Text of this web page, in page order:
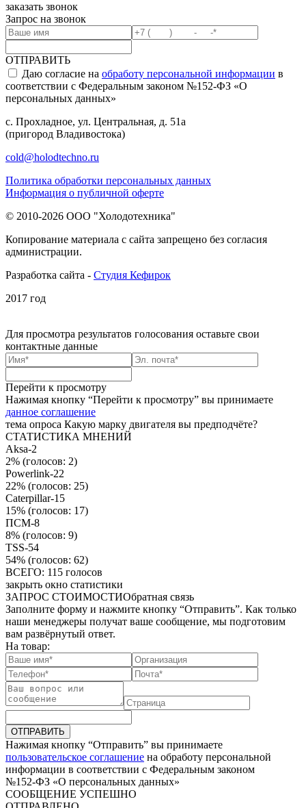
заказать звонок
Запрос на звонок
ОТПРАВИТЬ
Даю согласие на обработу персональной информации в
соответствии с Федеральным законом №152-ФЗ «О
персональных данных»
с. Прохладное, ул. Центральная, д. 51а
(пригород Владивостока)
cold@holodtechno.ru
Политика обработки персональных данных
Информация о публичной оферте
© 2010-2026 ООО "Холодотехника"
Копирование материала с сайта запрещено без согласия
администрации.
Разработка сайта - Студия Кефирок
2017 год
Для просмотра результатов голосования оставьте свои
контактные данные
Перейти к просмотру
Нажимая кнопку “Перейти к просмотру” вы принимаете
данное соглашение
тема опроса Какую марку двигателя вы предподчёте?
СТАТИСТИКА МНЕНИЙ
Aksa-2
2% (голосов: 2)
Powerlink-22
22% (голосов: 25)
Caterpillar-15
15% (голосов: 17)
ПСМ-8
8% (голосов: 9)
TSS-54
54% (голосов: 62)
ВСЕГО: 115 голосов
закрыть окно статистики
ЗАПРОС СТОИМОСТИОбратная связь
Заполните форму и нажмите кнопку “Отправить”. Как только
наши менеджеры получат ваше сообщение, мы подготовим
вам развёрнутый ответ.
На товар:
ОТПРАВИТЬ
Нажимая кнопку “Отправить” вы принимаете
пользовательское соглашение на обработу персональной
информации в соответствии с Федеральным законом
№152-ФЗ «О персональных данных»
СООБЩЕНИЕ УСПЕШНО